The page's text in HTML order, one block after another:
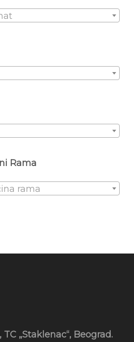
Rama
rama
„Staklenac“, Beograd.